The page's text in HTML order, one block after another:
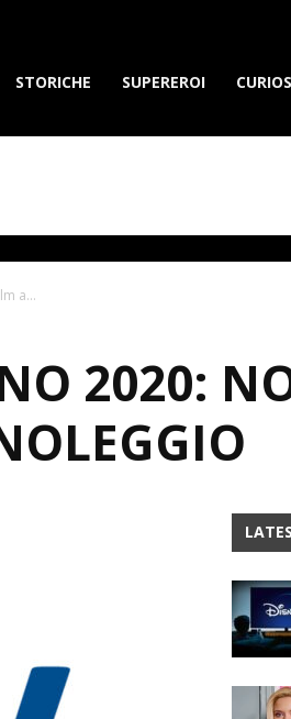
STORICHE SUPEREROI
a...
2020: